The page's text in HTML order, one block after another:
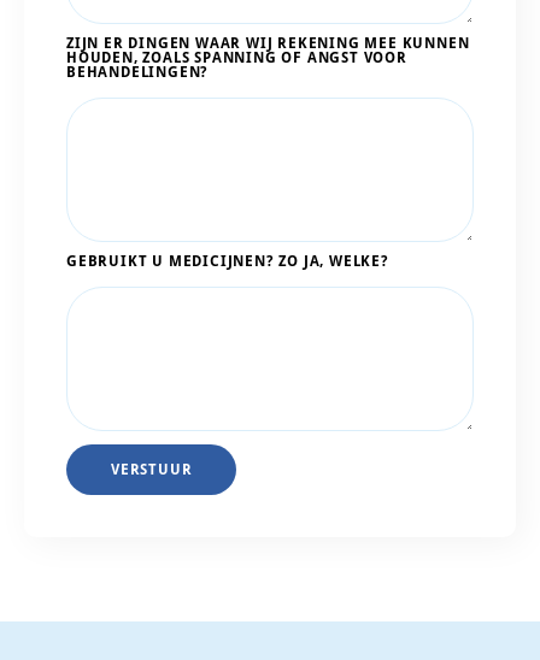
ZIJN ER DINGEN WAAR WIJ REKENING MEE KUNNEN
HOUDEN, ZOALS SPANNING OF ANGST VOOR
BEHANDELINGEN?
GEBRUIKT U MEDICIJNEN? ZO JA, WELKE?
VERSTUUR